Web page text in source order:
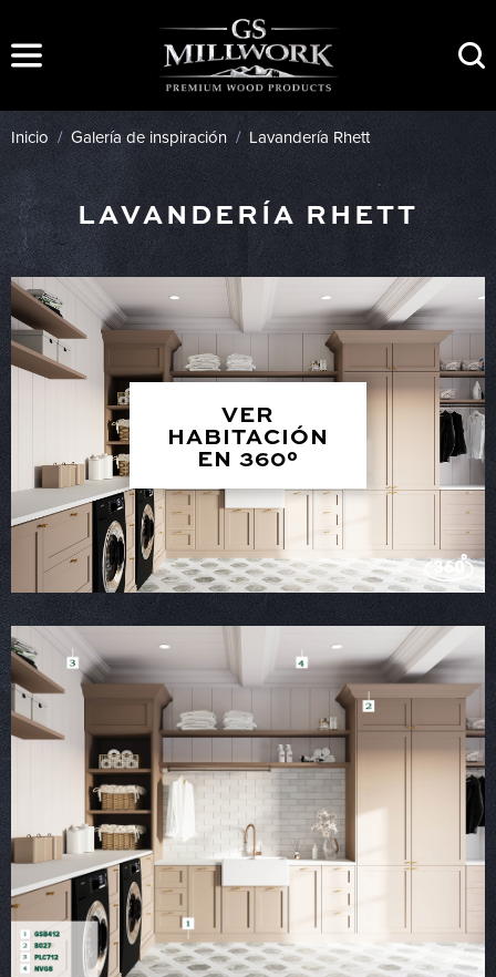
contenido
Inicio / Galería de inspiración / Lavandería Rhett
LAVANDERÍA RHETT
VER
HABITACIÓN
EN 360°